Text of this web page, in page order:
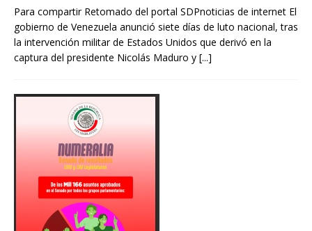
Para compartir Retomado del portal SDPnoticias de internet El
gobierno de Venezuela anunció siete días de luto nacional, tras
la intervención militar de Estados Unidos que derivó en la
captura del presidente Nicolás Maduro y [...]